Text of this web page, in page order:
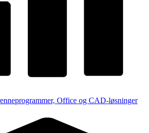
Office og CAD-løsninger